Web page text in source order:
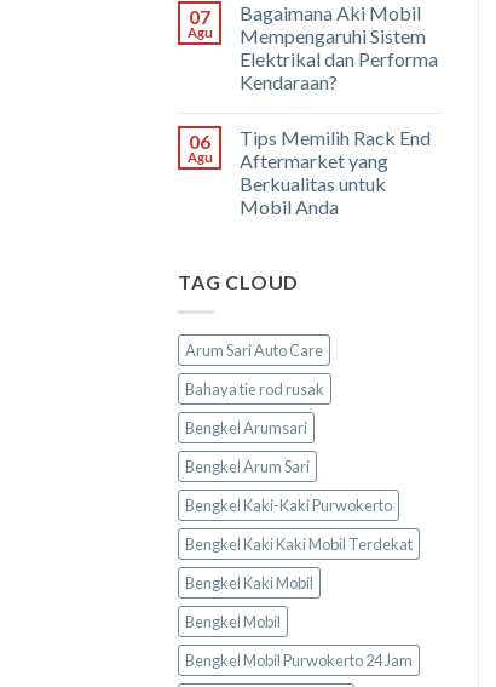
07
Agu
Bagaimana Aki Mobil
Mempengaruhi Sistem
Elektrikal dan Performa
Kendaraan?
06
Agu
Tips Memilih Rack End
Aftermarket yang
Berkualitas untuk
Mobil Anda
TAG CLOUD
Arum Sari Auto Care
Bahaya tie rod rusak
Bengkel Arumsari
Bengkel Arum Sari
Bengkel Kaki-Kaki Purwokerto
Bengkel Kaki Kaki Mobil Terdekat
Bengkel Kaki Mobil
Bengkel Mobil
Bengkel Mobil Purwokerto 24 Jam